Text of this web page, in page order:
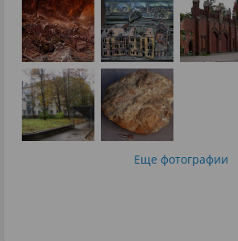
Еще фотографии